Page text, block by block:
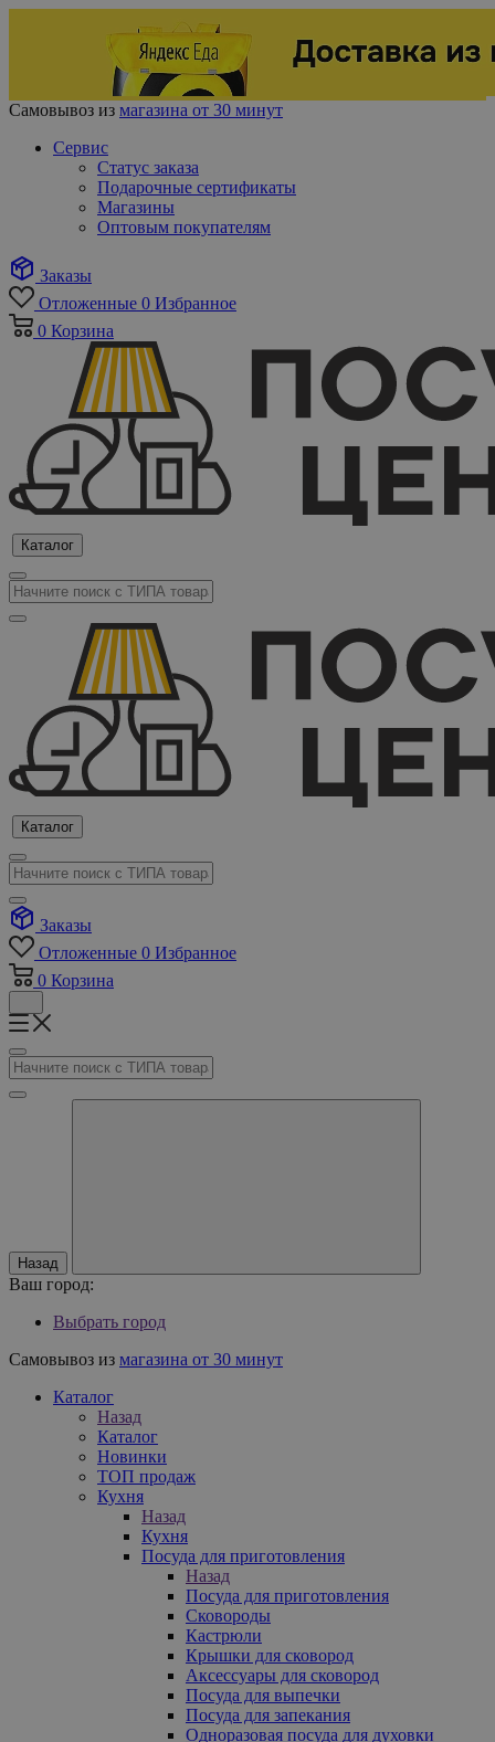
Самовывоз из магазина от 30 минут
Сервис
Статус заказа
Подарочные сертификаты
Магазины
Оптовым покупателям
Заказы
Отложенные 0 Избранное
0 Корзина
Каталог
Каталог
Заказы
Отложенные 0 Избранное
0 Корзина
Назад
Ваш город:
Выбрать город
Самовывоз из магазина от 30 минут
Каталог
Назад
Каталог
Новинки
ТОП продаж
Кухня
Назад
Кухня
Посуда для приготовления
Назад
Посуда для приготовления
Сковороды
Кастрюли
Крышки для сковород
Аксессуары для сковород
Посуда для выпечки
Посуда для запекания
Одноразовая посуда для духовки